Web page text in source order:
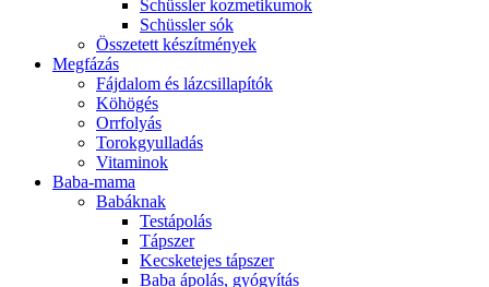
Schüssler kozmetikumok
Schüssler sók
Összetett készítmények
Megfázás
Fájdalom és lázcsillapítók
Köhögés
Orrfolyás
Torokgyulladás
Vitaminok
Baba-mama
Babáknak
Testápolás
Tápszer
Kecsketejes tápszer
Baba ápolás, gyógyítás